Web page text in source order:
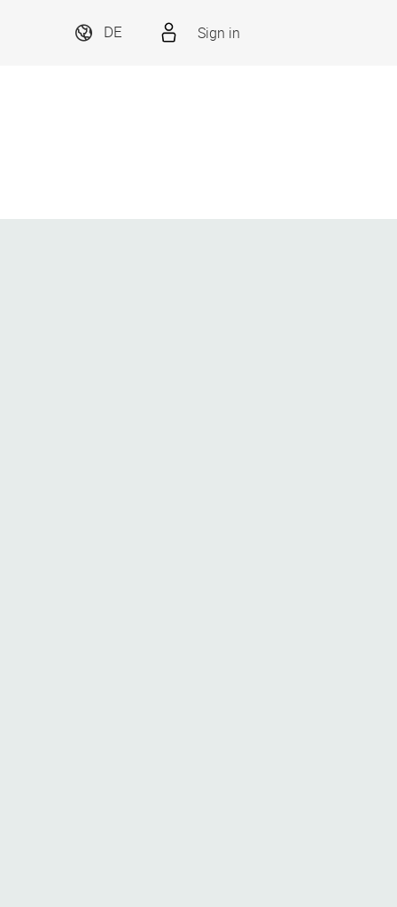
DE Sign in